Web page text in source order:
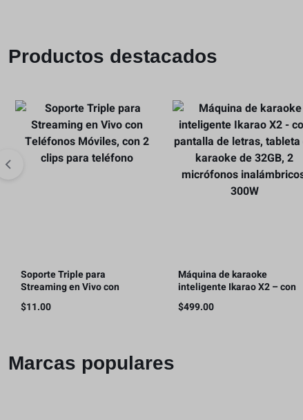
Productos destacados
Soporte Triple para
Streaming en Vivo con
Teléfonos Móviles, con 2 clips
para teléfono
$11.00
Máquina de karaoke
inteligente Ikarao X2 – con
pantalla de letras, tableta de
karaoke de 32GB, 2
$499.00
Marcas populares